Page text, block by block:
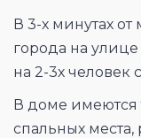
В 3-х минутах
города на
на 2-3х человек
В доме имеются
спальных